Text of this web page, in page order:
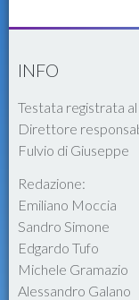
INFO
Testata registrata
Direttore
Fulvio di Giuseppe
Redazione:
Emiliano Moccia
Sandro Simone
Edgardo Tufo
Michele Gramazio
Alessandro Galano